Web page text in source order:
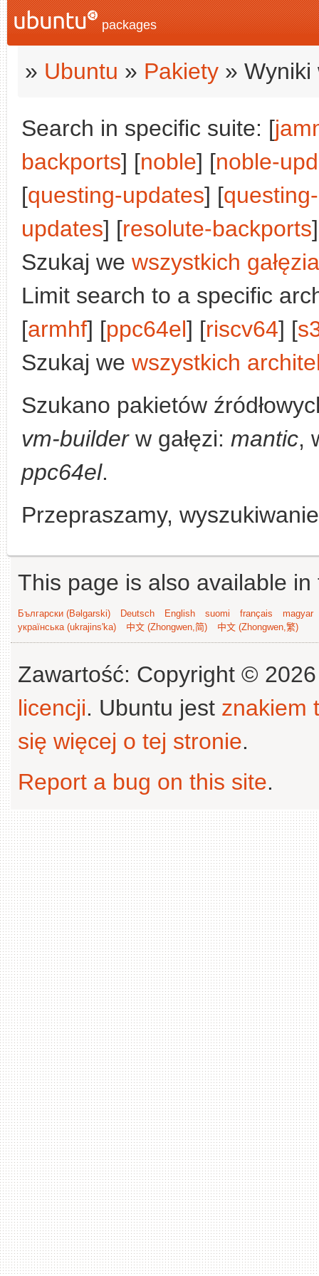
packages
» Ubuntu » Pakiety » Wyniki
Search in specific suite: [
backports] [noble] [noble-
[questing-updates] [
updates] [resolute-backports
Szukaj we wszystkich
Limit search to a specific
[armhf] [ppc64el] [riscv64] [
Szukaj we wszystkich
Szukano pakietów
vm-builderw gałęzi: mantic,
ppc64el.
Przepraszamy,
This page is also available
Български (Bəlgarski) Deutsch English suomi français
magyar
українська (ukrajins'ka)
中文 (Zhongwen,简) 中文 (Zhongwen,繁)
Zawartość: Copyright ©
licencji. Ubuntu jest znakiem
się więcej o tej stronie.
Report a bug on this site.